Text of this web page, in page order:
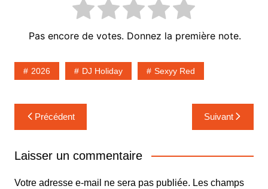
Pas encore de votes. Donnez la première note.
2026 DJ Holiday Sexyy Red
Navigation
de
l’article
Précédent Suivant
Laisser un commentaire
Votre adresse e-mail ne sera pas publiée. Les champs